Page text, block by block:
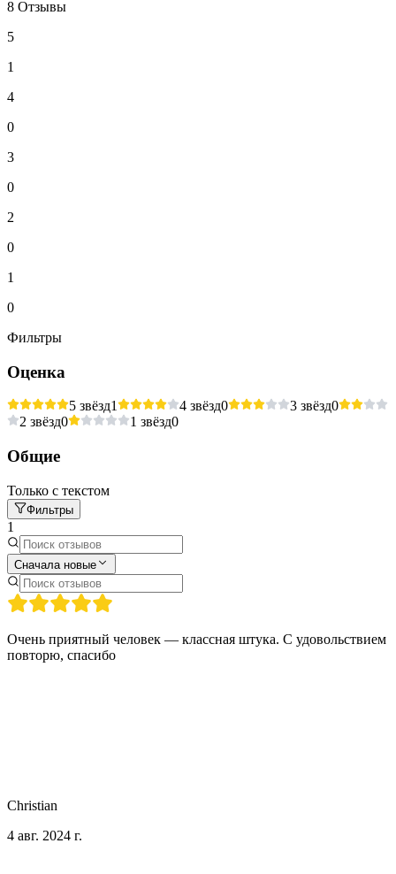
8 Отзывы
5
1
4
0
3
0
2
0
1
0
Фильтры
Оценка
5 звёзд1 4 звёзд0 3 звёзд0
2 звёзд0 1 звёзд0
Общие
Только с текстом
Фильтры
1
Сначала новые
Очень приятный человек — классная штука. С удовольствием
повторю, спасибо
Christian
4 авг. 2024 г.